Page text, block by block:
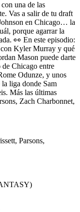
una de las
Vas a salir de tu draft
en Chicago… la
porque agarrar la
👀 En este episodio:
con Kyler Murray y qué
Mason puede darte
de Chicago entre
Odunze, y unos
liga donde Sam
Más las últimas
Zach Charbonnet,
Parsons,